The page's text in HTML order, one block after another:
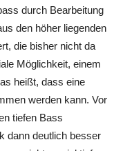
durch Bearbeitung
den höher liegenden
die bisher nicht da
Möglichkeit, einem
heißt, dass eine
werden kann. Vor
tiefen Bass
dann deutlich besser